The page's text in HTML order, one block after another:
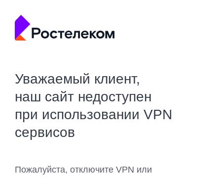
Уважаемый клиент,
наш сайт недоступен
при использовании VPN
сервисов
Пожалуйста, отключите VPN или